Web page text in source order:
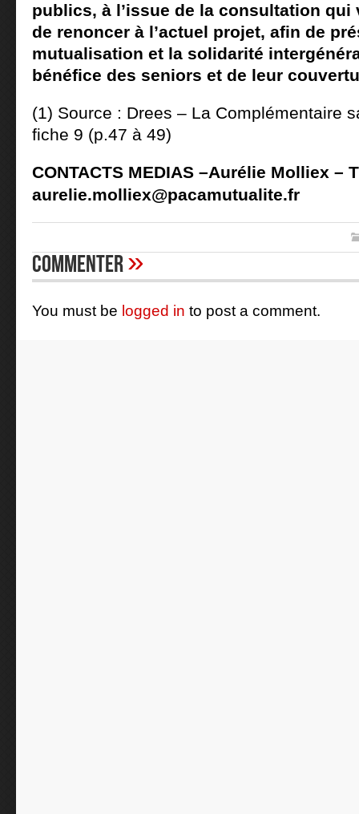
publics, à l’issue de la consultation qui
de renoncer à l’actuel projet, afin de
mutualisation et la solidarité
bénéfice des seniors et de leur
(1) Source : Drees – La Complémentaire
fiche 9 (p.47 à 49)
CONTACTS MEDIAS –Aurélie Molliex –
aurelie.molliex@pacamutualite.fr
Commenter»
You must be logged in to post a comment.